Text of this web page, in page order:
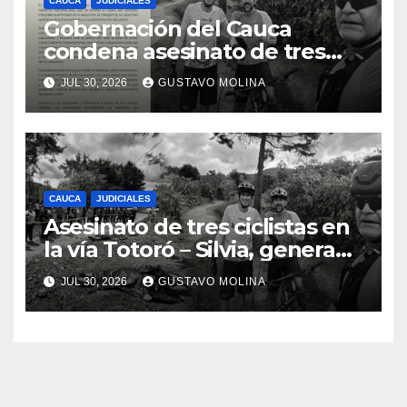
Gobernación del Cauca
condena asesinato de tres
ciudadanos y exige medidas
urgentes al Gobierno
Nacional
JUL 30, 2026 GUSTAVO MOLINA
CAUCA JUDICIALES
Asesinato de tres ciclistas en
la vía Totoró – Silvia, genera
consternación en el Cauca
JUL 30, 2026 GUSTAVO MOLINA